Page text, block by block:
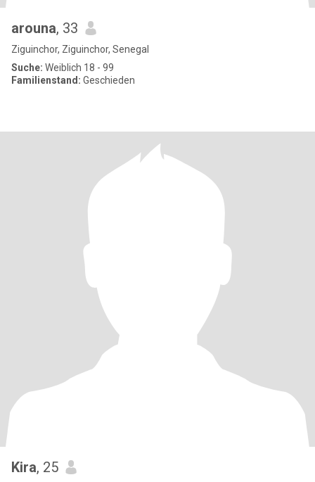
arouna, 33
Ziguinchor, Ziguinchor, Senegal
Suche: Weiblich 18 - 99
Familienstand: Geschieden
Kira, 25